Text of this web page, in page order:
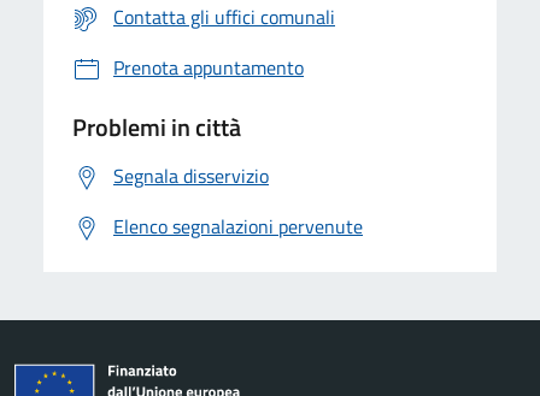
Contatta gli uffici comunali
Prenota appuntamento
Problemi in città
Segnala disservizio
Elenco segnalazioni pervenute